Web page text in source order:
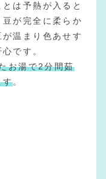
は予熱が入ると
が完全に柔らか
温まり色あせす
です。
お湯で2分間茹
す。